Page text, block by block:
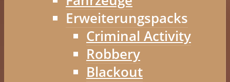
Erweiterungspacks
Criminal Activity
Robbery
Blackout